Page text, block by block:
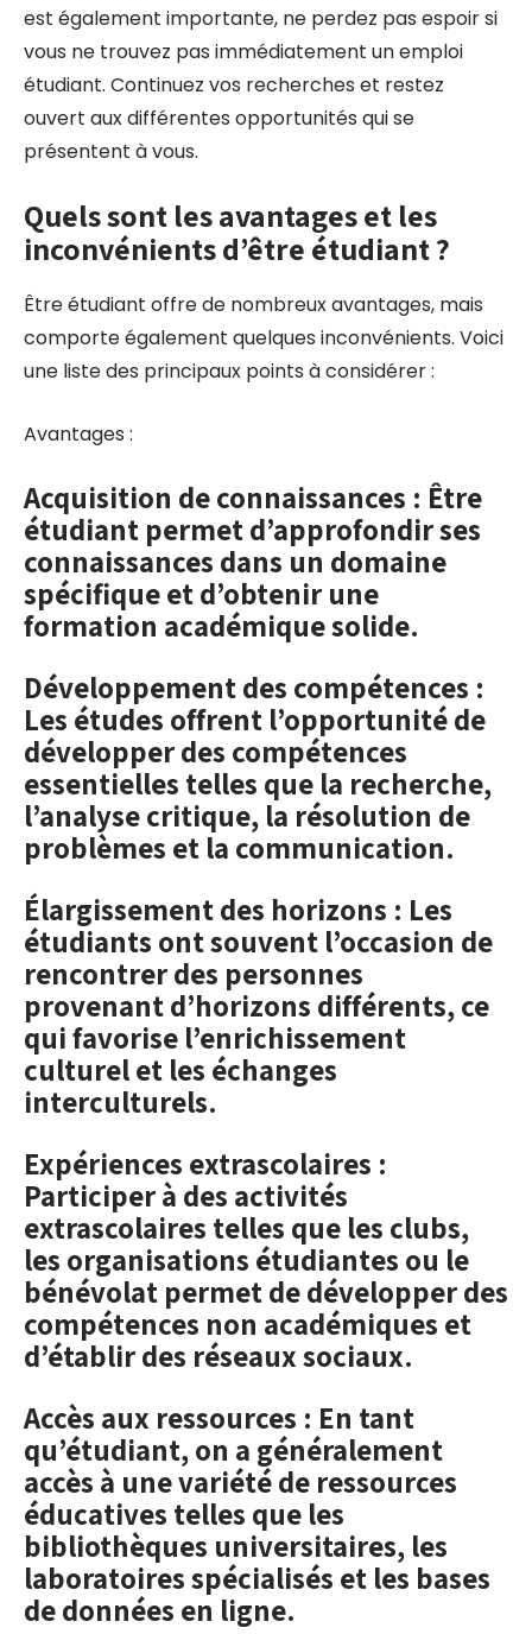
est également importante, ne perdez pas espoir si
vous ne trouvez pas immédiatement un emploi
étudiant. Continuez vos recherches et restez
ouvert aux différentes opportunités qui se
présentent à vous.
Quels sont les avantages et les
inconvénients d’être étudiant ?
Être étudiant offre de nombreux avantages, mais
comporte également quelques inconvénients. Voici
une liste des principaux points à considérer :
Avantages :
Acquisition de connaissances : Être
étudiant permet d’approfondir ses
connaissances dans un domaine
spécifique et d’obtenir une
formation académique solide.
Développement des compétences :
Les études offrent l’opportunité de
développer des compétences
essentielles telles que la recherche,
l’analyse critique, la résolution de
problèmes et la communication.
Élargissement des horizons : Les
étudiants ont souvent l’occasion de
rencontrer des personnes
provenant d’horizons différents, ce
qui favorise l’enrichissement
culturel et les échanges
interculturels.
Expériences extrascolaires :
Participer à des activités
extrascolaires telles que les clubs,
les organisations étudiantes ou le
bénévolat permet de développer des
compétences non académiques et
d’établir des réseaux sociaux.
Accès aux ressources : En tant
qu’étudiant, on a généralement
accès à une variété de ressources
éducatives telles que les
bibliothèques universitaires, les
laboratoires spécialisés et les bases
de données en ligne.